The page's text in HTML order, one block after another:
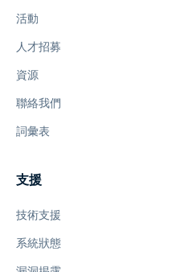
活動
人才招募
資源
聯絡我們
詞彙表
支援
技術支援
系統狀態